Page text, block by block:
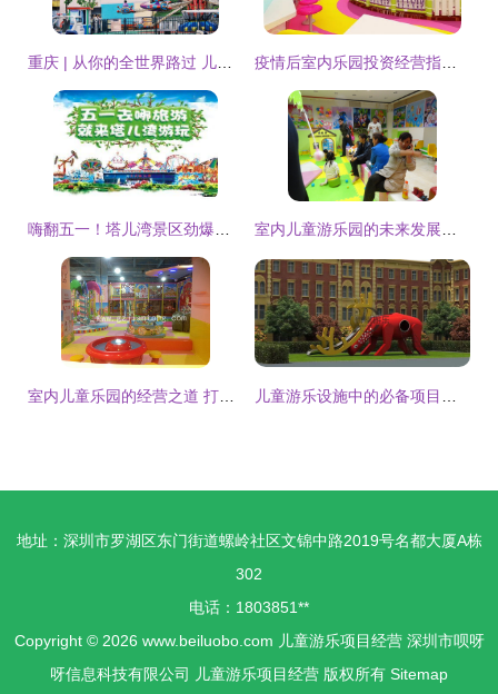
地址：深圳市罗湖区东门街道螺岭社区文锦中路2019号名都大厦A栋
302
电话：1803851**
Copyright © 2026 www.beiluobo.com 儿童游乐项目经营 深圳市呗呀
呀信息科技有限公司
儿童游乐项目经营 版权所有 Sitemap